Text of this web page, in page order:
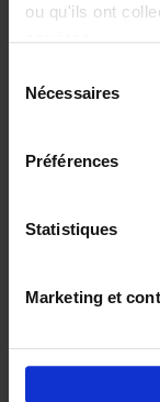
ou qu'ils ont
Nécessaires
Préférences
Statistiques
Marketing et